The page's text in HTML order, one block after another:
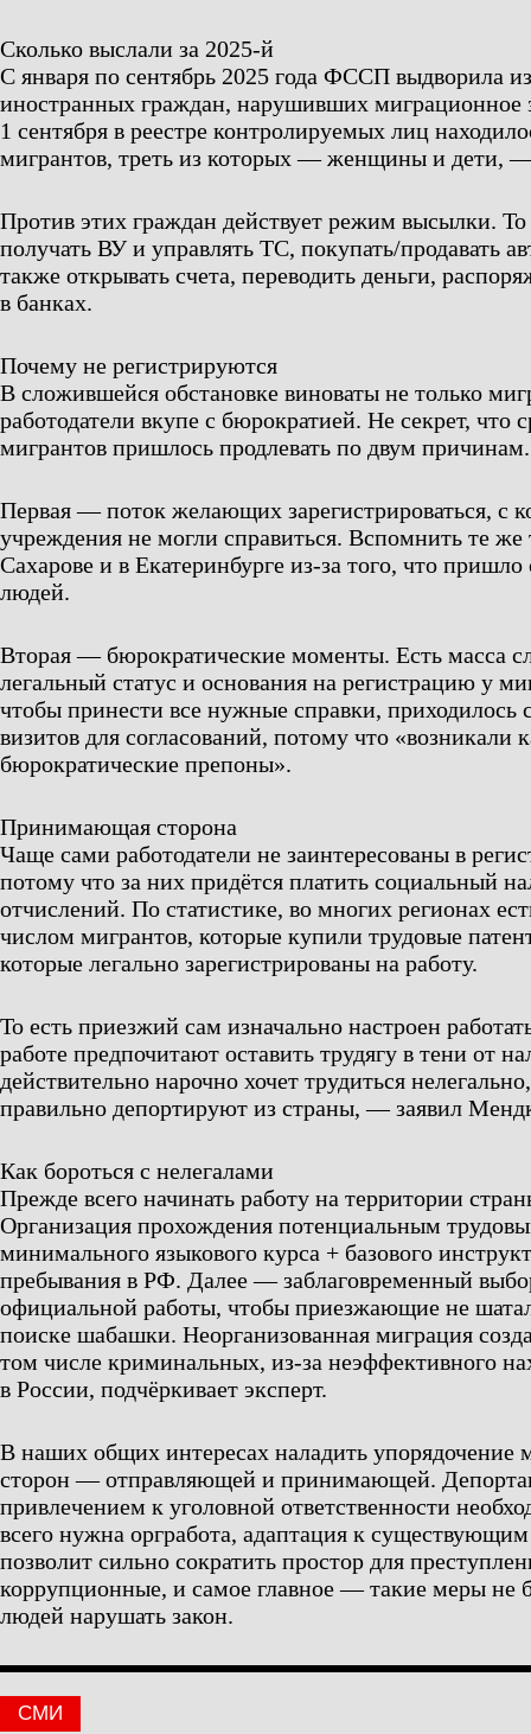
Сколько выслали за 2025-й
С января по сентябрь 2025 года ФССП выдворила
иностранных граждан, нарушивших миграционное
1 сентября в реестре контролируемых лиц
мигрантов, треть из которых — женщины и дети,
Против этих граждан действует режим высылки.
получать ВУ и управлять ТС, покупать/продавать
также открывать счета, переводить деньги,
в банках.
Почему не регистрируются
В сложившейся обстановке виноваты не только
работодатели вкупе с бюрократией. Не секрет, что
мигрантов пришлось продлевать по двум причинам.
Первая — поток желающих зарегистрироваться, с
учреждения не могли справиться. Вспомнить те
Сахарове и в Екатеринбурге из-за того, что
людей.
Вторая — бюрократические моменты. Есть масса
легальный статус и основания на регистрацию у
чтобы принести все нужные справки, приходилось
визитов для согласований, потому что «возникали
бюрократические препоны».
Принимающая сторона
Чаще сами работодатели не заинтересованы в
потому что за них придётся платить социальный
отчислений. По статистике, во многих регионах
числом мигрантов, которые купили трудовые
которые легально зарегистрированы на работу.
То есть приезжий сам изначально настроен
работе предпочитают оставить трудягу в тени от
действительно нарочно хочет трудиться
правильно депортируют из страны, — заявил
Как бороться с нелегалами
Прежде всего начинать работу на территории
Организация прохождения потенциальным
минимального языкового курса + базового
пребывания в РФ. Далее — заблаговременный
официальной работы, чтобы приезжающие не
поиске шабашки. Неорганизованная миграция
том числе криминальных, из-за неэффективного
в России, подчёркивает эксперт.
В наших общих интересах наладить упорядочение
сторон — отправляющей и принимающей.
привлечением к уголовной ответственности
всего нужна оргработа, адаптация к
позволит сильно сократить простор для
коррупционные, и самое главное — такие меры не
людей нарушать закон.
СМИ